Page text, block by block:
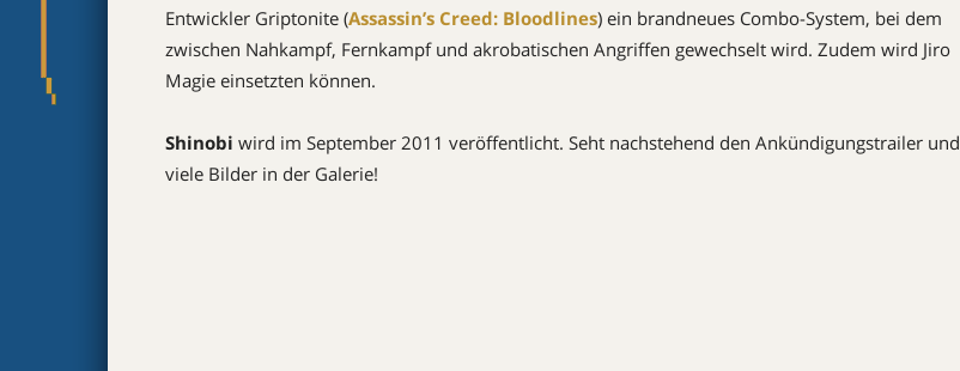
Entwickler Griptonite (Assassin’s Creed: Bloodlines) ein brandneues Combo-System, bei dem
zwischen Nahkampf, Fernkampf und akrobatischen Angriffen gewechselt wird. Zudem wird Jiro
Magie einsetzten können.
Shinobi wird im September 2011 veröffentlicht. Seht nachstehend den Ankündigungstrailer und
viele Bilder in der Galerie!